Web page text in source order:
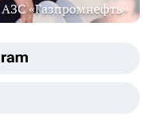
«Газпромнефть»